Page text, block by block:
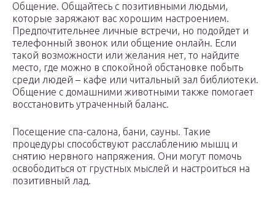
Общение. Общайтесь с позитивными людьми,
которые заряжают вас хорошим настроением.
Предпочтительнее личные встречи, но подойдет и
телефонный звонок или общение онлайн. Если
такой возможности или желания нет, то найдите
место, где можно в спокойной обстановке побыть
среди людей – кафе или читальный зал библиотеки.
Общение с домашними животными также помогает
восстановить утраченный баланс.
Посещение спа-салона, бани, сауны. Такие
процедуры способствуют расслаблению мышц и
снятию нервного напряжения. Они могут помочь
освободиться от грустных мыслей и настроиться на
позитивный лад.